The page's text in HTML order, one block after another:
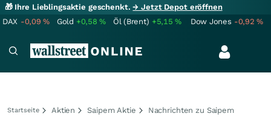
🎁 Ihre Lieblingsaktie geschenkt.→ Jetzt Depot eröffnen
DAX -0,09% Gold +0,58% Öl (Brent) +5,15% Dow Jones -0,92%
Startseite Aktien Saipem Aktie Nachrichten zu Saipem